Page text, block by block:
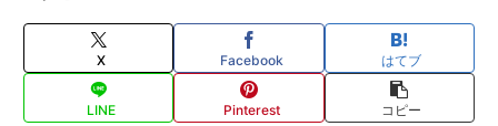
X Facebook はてブ
LINE Pinterest コピー